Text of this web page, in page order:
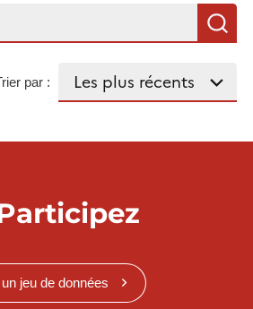
par :
jeu de données